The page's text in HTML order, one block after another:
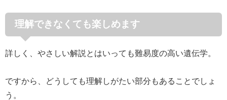
理解できなくても楽しめます
詳しく、やさしい解説とはいっても難易度の高い遺伝学。
ですから、どうしても理解しがたい部分もあることでしょ
う。